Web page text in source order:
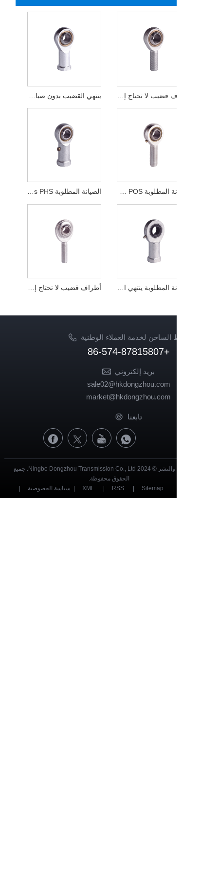
ينتهي القضيب بدون صيانة SI-TK ISO1224-4K أطراف قضيب لا تحتاج إلى صيانة SA-TK ISO1224-4K
الصيانة المطلوبة Rod Ends PHS الصيانة المطلوبة Rod Ends POS
أطراف قضيب لا تحتاج إلى صيانة SA-PK الصيانة المطلوبة ينتهي القضيب SI-ES
الساخن لخدمة العملاء الوطنية
sale02@hkdongzhou.com
market@hkdongzhou.com
حقوق الطبع والنشر © 2024 Ningbo Dongzhou Transmission Co., Ltd. جميع
|
RSS
|
XML
| سياسة الخصوصية |